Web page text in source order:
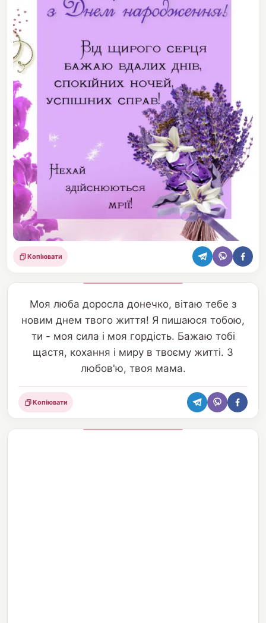
Поділитися
Копіювати
Моя люба доросла донечко, вітаю тебе з
новим днем твого життя! Я пишаюся тобою,
ти - моя сила і моя гордість. Бажаю тобі
щастя, кохання і миру в твоєму житті. З
любов'ю, твоя мама.
Поділитися
Копіювати